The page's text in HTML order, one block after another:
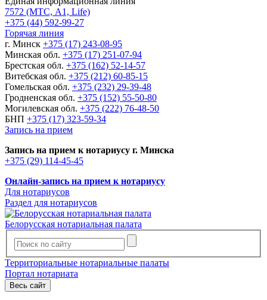
7572 (МТС, A1, Life)
+375 (44) 592-99-27
Горячая линия
г. Минск +375 (17) 243-08-95
Минская обл. +375 (17) 251-07-94
Брестская обл. +375 (162) 52-14-57
Витебская обл. +375 (212) 60-85-15
Гомельская обл. +375 (232) 29-39-48
Гродненская обл. +375 (152) 55-50-80
Могилевская обл. +375 (222) 76-48-50
БНП +375 (17) 323-59-34
Запись на прием
Запись на прием к нотариусу г. Минска
+375 (29) 114-45-45
Онлайн-запись на прием к нотариусу
Для нотариусов
Раздел для нотариусов
Белорусская нотариальная палата
Территориальные нотариальные палаты
Портал нотариата
Весь сайт